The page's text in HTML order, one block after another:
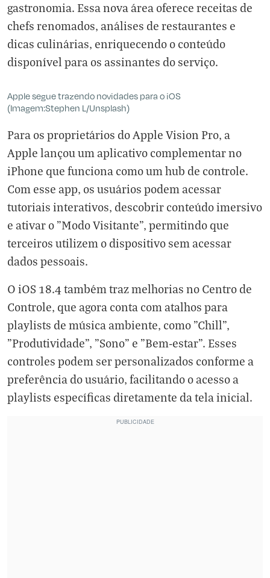
gastronomia. Essa nova área oferece receitas de
chefs renomados, análises de restaurantes e
dicas culinárias, enriquecendo o conteúdo
disponível para os assinantes do serviço.
Apple segue trazendo novidades para o iOS
(Imagem:Stephen L/Unsplash)
Para os proprietários do Apple Vision Pro, a
Apple lançou um aplicativo complementar no
iPhone que funciona como um hub de controle.
Com esse app, os usuários podem acessar
tutoriais interativos, descobrir conteúdo imersivo
e ativar o "Modo Visitante", permitindo que
terceiros utilizem o dispositivo sem acessar
dados pessoais.
O iOS 18.4 também traz melhorias no Centro de
Controle, que agora conta com atalhos para
playlists de música ambiente, como "Chill",
"Produtividade", "Sono" e "Bem-estar". Esses
controles podem ser personalizados conforme a
preferência do usuário, facilitando o acesso a
playlists específicas diretamente da tela inicial.